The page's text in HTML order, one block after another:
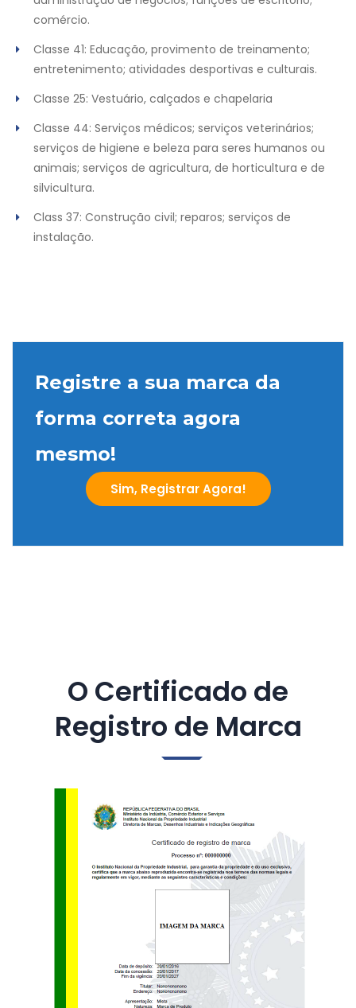
comércio.
Classe 41: Educação, provimento de treinamento;
entretenimento; atividades desportivas e culturais.
Classe 25: Vestuário, calçados e chapelaria
Classe 44: Serviços médicos; serviços veterinários;
serviços de higiene e beleza para seres humanos ou
animais; serviços de agricultura, de horticultura e de
silvicultura.
Class 37: Construção civil; reparos; serviços de
instalação.
Registre a sua marca da
forma correta agora
mesmo!
Sim, Registrar Agora!
O Certificado de
Registro de Marca